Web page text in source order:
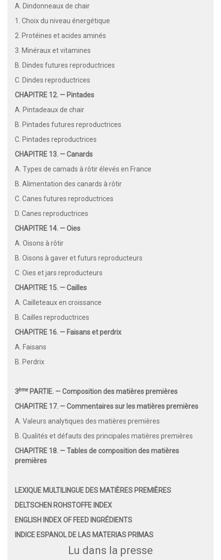
A. Dindonneaux de chair
1. Choix du niveau énergétique
2. Protéines et acides aminés
3. Minéraux et vitamines
B. Dindes futures reproductrices
C. Dindes reproductrices
CHAPITRE 12. — Pintades
A. Pintadeaux de chair
B. Pintades futures reproductrices
C. Pintades reproductrices
CHAPITRE 13. — Canards
A. Types de carnads à rôtir élevés en France
B. Alimentation des canards à rôtir
C. Canes futures reproductrices
D. Canes reproductrices
CHAPITRE 14. — Oies
A. Oisons à rôtir
B. Oisons à gaver et futurs reproducteurs
C. Oies et jars reproducteurs
CHAPITRE 15. — Cailles
A. Cailleteaux en croissance
B. Cailles reproductrices
CHAPITRE 16. — Faisans et perdrix
A. Faisans
B. Perdrix
3ème PARTIE. — Composition des matières premières
CHAPITRE 17. — Commentaires sur les matières premières
A. Valeurs analytiques des matières premières
B. Qualités et défauts des principales matières premières
CHAPITRE 18. — Tables de composition des matières
premières
LEXIQUE MULTILINGUE DES MATIÈRES PREMIÈRES
DELTSCHEN ROHSTOFFE INDEX
ENGLISH INDEX OF FEED INGRÉDIENTS
INDICE ESPANOL DE LAS MATERIAS PRIMAS
Lu dans la presse